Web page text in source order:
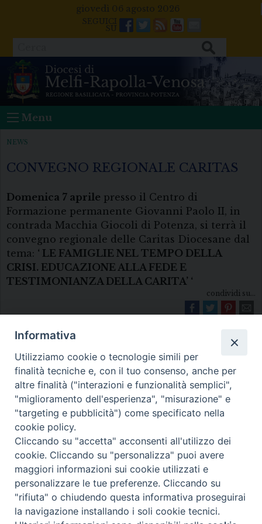
giovedì 06 agosto 2026
Facebook
Twitter
FeedsYoutube
Mail
Menu
NEWS
CONVEGNO REGIONALE CARITAS
Domenica 7 aprile presso il Centro di
Formazione permanente Giovanni Paolo II, in
contrada Macchia Giocoli di Potenza, si terrà il
convegno regionale delle Caritas Diocesane dal
tema: ‘ LE FAMIGLIE NEL TEMPO DELLA
CRISI. EDUCAZIONE ALLA FEDE E
TESTIMONIANZA DELLA CARITA’ ‘
condividi su...
Diocesi di Melfi Rapolla Venosa
• Largo Duomo, 12 - 85025 MELFI (PZ) •
Tel. 0972238604
PEC ufficiale della Diocesi:
diocesi.melfi_rapolla_venosa@legalmail.it
Informativa
Utilizziamo cookie o tecnologie simili per
finalità tecniche e, con il tuo consenso, anche per
altre finalità ("interazioni e funzionalità semplici",
"miglioramento dell'esperienza", "misurazione" e
"targeting e pubblicità") come specificato nella
cookie policy.
Cliccando su "accetta" acconsenti all'utilizzo dei
cookie. Cliccando su "personalizza" puoi avere
maggiori informazioni sui cookie utilizzati e
personalizzare le tue preferenze. Cliccando su
"rifiuta" o chiudendo questa informativa proseguirai
la navigazione installando i soli cookie tecnici.